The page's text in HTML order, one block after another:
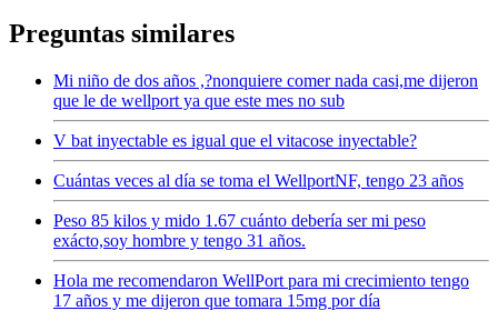
Preguntas similares
Mi niño de dos años ,?nonquiere comer nada casi,me dijeron
que le de wellport ya que este mes no sub
V bat inyectable es igual que el vitacose inyectable?
Cuántas veces al día se toma el WellportNF, tengo 23 años
Peso 85 kilos y mido 1.67 cuánto debería ser mi peso
exácto,soy hombre y tengo 31 años.
Hola me recomendaron WellPort para mi crecimiento tengo
17 años y me dijeron que tomara 15mg por día